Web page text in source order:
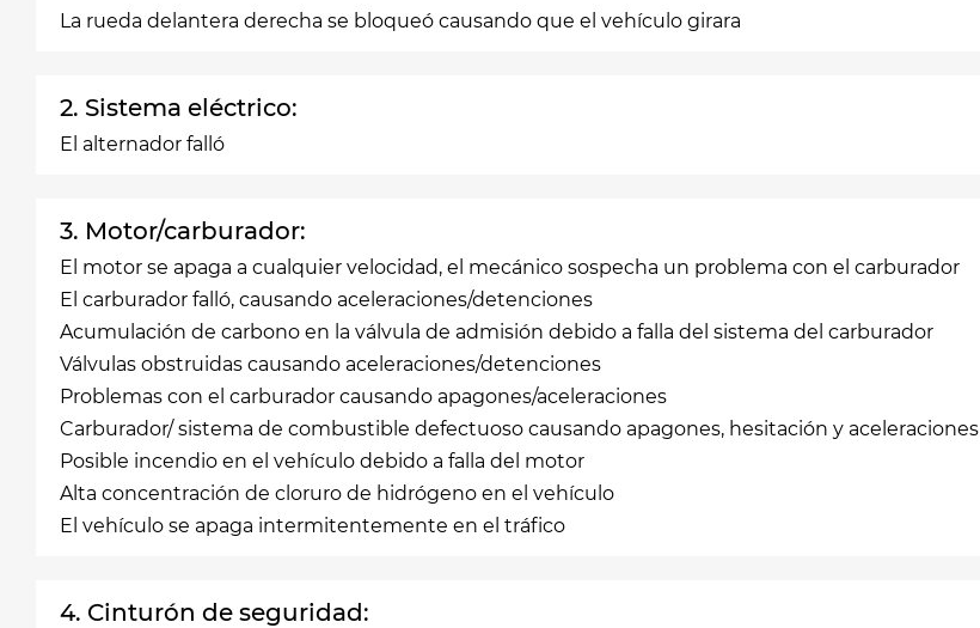
La rueda delantera derecha se bloqueó causando que el vehículo girara
2. Sistema eléctrico:
El alternador falló
3. Motor/carburador:
El motor se apaga a cualquier velocidad, el mecánico sospecha un problema con el carburador
El carburador falló, causando aceleraciones/detenciones
Acumulación de carbono en la válvula de admisión debido a falla del sistema del carburador
Válvulas obstruidas causando aceleraciones/detenciones
Problemas con el carburador causando apagones/aceleraciones
Carburador/ sistema de combustible defectuoso causando apagones, hesitación y aceleraciones
Posible incendio en el vehículo debido a falla del motor
Alta concentración de cloruro de hidrógeno en el vehículo
El vehículo se apaga intermitentemente en el tráfico
4. Cinturón de seguridad: